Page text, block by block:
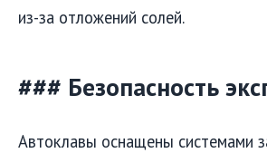
из-за отложений солей.
### Безопасность
Автоклавы оснащены системами